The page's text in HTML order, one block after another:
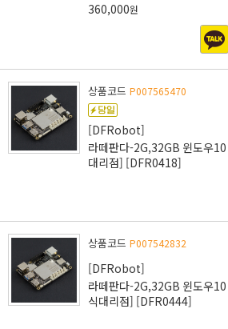
360,000원
상품코드 P007565470
[DFRobot]
라떼판다-2G,32GB 윈도우
대리점] [DFR0418]
상품코드 P007542832
[DFRobot]
라떼판다-2G,32GB 윈도우
식대리점] [DFR0444]